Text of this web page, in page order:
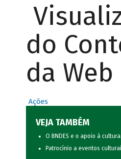
do
da Web
Ações
VEJA TAMBÉM
O BNDES e o apoio à cultura
Patrocínio a eventos